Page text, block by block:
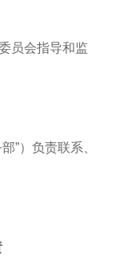
员会指导和监
”）负责联系、